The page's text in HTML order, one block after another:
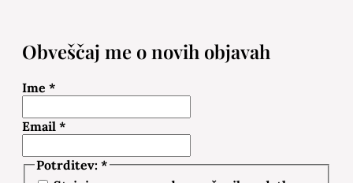
Obveščaj me o novih objavah
Ime *
Email *
Potrditev: *